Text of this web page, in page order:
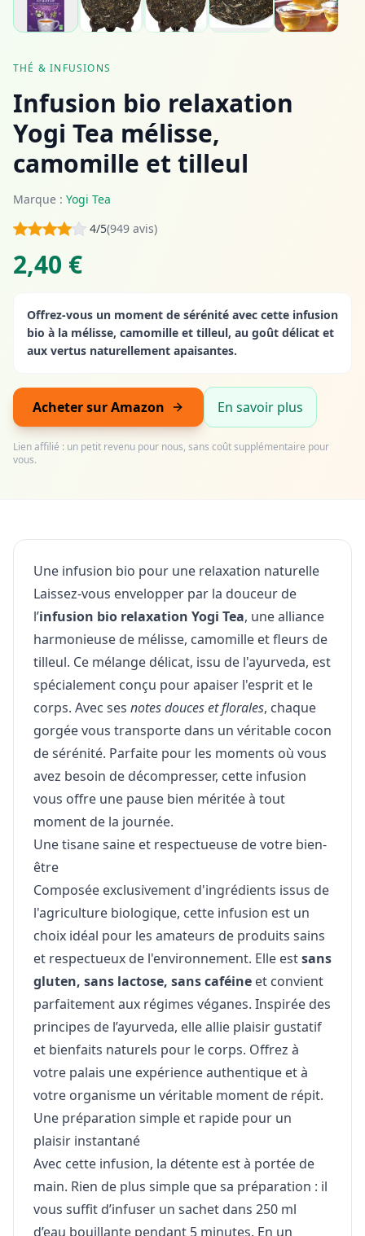
THÉ & INFUSIONS
Infusion bio relaxation
Yogi Tea mélisse,
camomille et tilleul
Marque : Yogi Tea
4/5(949 avis)
2,40 €
Offrez-vous un moment de sérénité avec cette infusion
bio à la mélisse, camomille et tilleul, au goût délicat et
aux vertus naturellement apaisantes.
Acheter sur Amazon En savoir plus
Lien affilié : un petit revenu pour nous, sans coût supplémentaire pour
vous.
Une infusion bio pour une relaxation naturelle
Laissez-vous envelopper par la douceur de
l’infusion bio relaxation Yogi Tea, une alliance
harmonieuse de mélisse, camomille et fleurs de
tilleul. Ce mélange délicat, issu de l'ayurveda, est
spécialement conçu pour apaiser l'esprit et le
corps. Avec ses notes douces et florales, chaque
gorgée vous transporte dans un véritable cocon
de sérénité. Parfaite pour les moments où vous
avez besoin de décompresser, cette infusion
vous offre une pause bien méritée à tout
moment de la journée.
Une tisane saine et respectueuse de votre bien-
être
Composée exclusivement d'ingrédients issus de
l'agriculture biologique, cette infusion est un
choix idéal pour les amateurs de produits sains
et respectueux de l'environnement. Elle estsans
gluten, sans lactose, sans caféine et convient
parfaitement aux régimes véganes. Inspirée des
principes de l’ayurveda, elle allie plaisir gustatif
et bienfaits naturels pour le corps. Offrez à
votre palais une expérience authentique et à
votre organisme un véritable moment de répit.
Une préparation simple et rapide pour un
plaisir instantané
Avec cette infusion, la détente est à portée de
main. Rien de plus simple que sa préparation : il
vous suffit d’infuser un sachet dans 250 ml
d’eau bouillante pendant 5 minutes. En un